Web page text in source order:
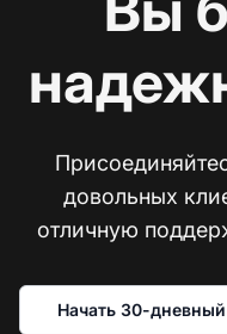
довольных
отличную
Начать 30-